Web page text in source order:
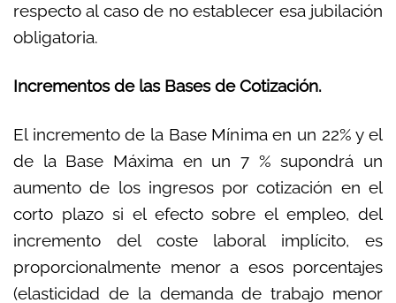
respecto al caso de no establecer esa jubilación
obligatoria.
Incrementos de las Bases de Cotización.
El incremento de la Base Mínima en un 22% y el
de la Base Máxima en un 7 % supondrá un
aumento de los ingresos por cotización en el
corto plazo si el efecto sobre el empleo, del
incremento del coste laboral implícito, es
proporcionalmente menor a esos porcentajes
(elasticidad de la demanda de trabajo menor